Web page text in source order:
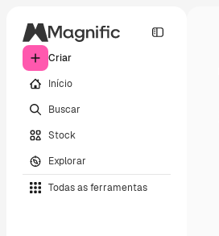
Criar
Início
Buscar
Stock
Explorar
Todas as ferramentas